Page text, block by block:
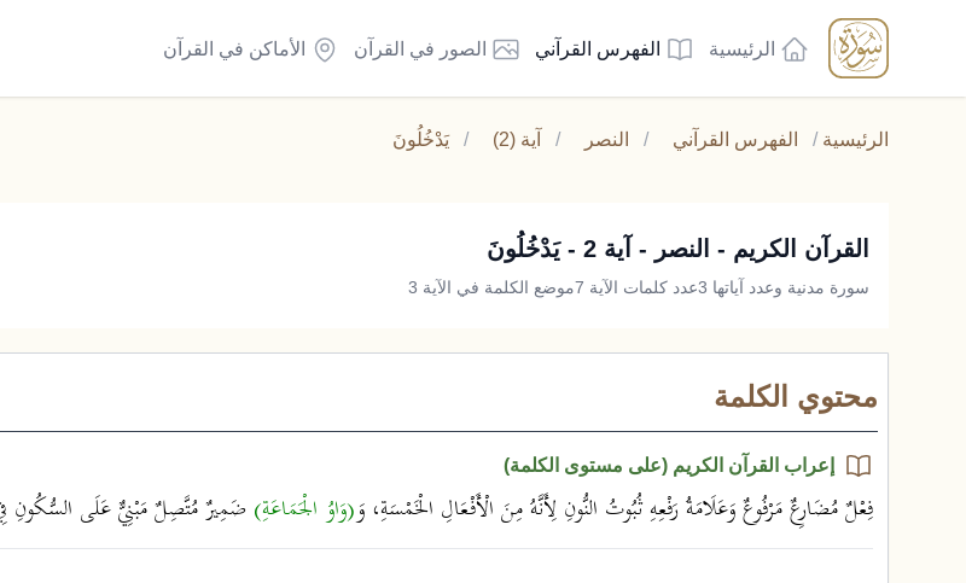
الرئيسية الفهرس القرآني الصور في القرآن الأماكن في القرآن
الرئيسية / الفهرس القرآني / النصر / آية (2) / يَدْخُلُونَ
القرآن الكريم - النصر - آية 2 - يَدْخُلُونَ
سورة مدنية وعدد آياتها 3 عدد كلمات الآية 7 موضع الكلمة في الآية 3
محتوي الكلمة
إعراب القرآن الكريم (على مستوى الكلمة)
فِعْلٌ مُضَارِعٌ مَرْفُوعٌ وَعَلَامَةُ رَفْعِهِ ثُبُوتُ النُّونِ لِأَنَّهُ مِنَ الْأَفْعَالِ الْخَمْسَةِ، وَ(وَاوُ الْجَمَاعَةِ)ضَمِيرٌ مُتَّصِلٌ مَبْنِيٌّ عَلَى السُّكُونِ